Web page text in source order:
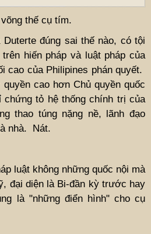
thế cụ tím.
đúng sai thế nào, có tội
hiến pháp và luật pháp của
cao của Philipines phán quyết.
cao hơn Chủ quyền quốc
tỏ hệ thống chính trị của
thao túng nặng nề, lãnh đạo
nhà. Nát.
luật không những quốc nội mà
đại diện là Bi-đần kỳ trước hay
là "những điển hình" cho cụ